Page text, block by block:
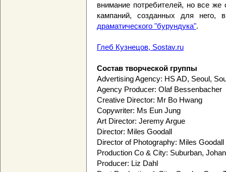
внимание потребителей, но все
кампаний, созданных для него,
драматического "бурундука".
Глеб Кузнецов, Sostav.ru
Состав творческой группы
Advertising Agency: HS AD, Seoul,
Agency Producer: Olaf Bessenbacher
Creative Director: Mr Bo Hwang
Copywriter: Ms Eun Jung
Art Director: Jeremy Argue
Director: Miles Goodall
Director of Photography: Miles Goodall
Production Co & City: Suburban,
Producer: Liz Dahl